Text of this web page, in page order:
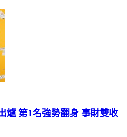
爐 第1名強勢翻身 事財雙收